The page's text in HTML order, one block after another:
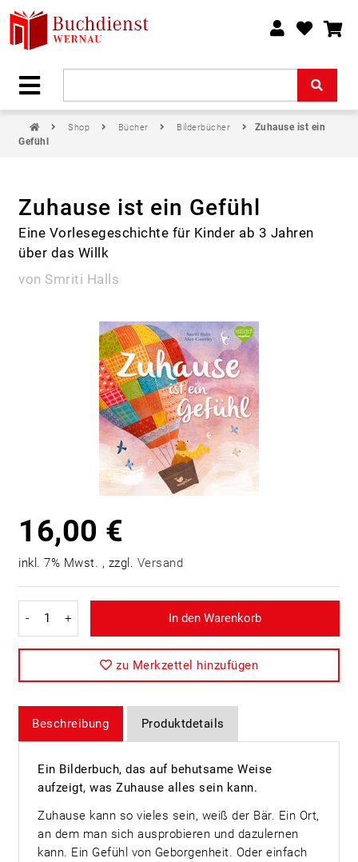
Shop Bücher Bilderbücher
Zuhause ist ein
Gefühl
Zuhause ist ein Gefühl
Eine Vorlesegeschichte für Kinder ab 3 Jahren
über das Willk
von Smriti Halls
16,00 €
inkl. 7% Mwst. , zzgl. Versand
- + In den Warenkorb
zu Merkzettel hinzufügen
Beschreibung Produktdetails
Ein Bilderbuch, das auf behutsame Weise
aufzeigt, was Zuhause alles sein kann.
Zuhause kann so vieles sein, weiß der Bär. Ein Ort,
an dem man sich ausprobieren und dazulernen
kann. Ein Gefühl von Geborgenheit. Oder einfach